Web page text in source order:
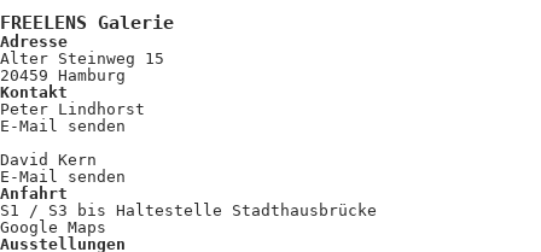
Kooperationen
Wissen A-Z
Login
FREELENS Galerie
Adresse
Alter Steinweg 15
20459 Hamburg
Kontakt
Peter Lindhorst
E-Mail senden
David Kern
E-Mail senden
Anfahrt
S1 / S3 bis Haltestelle Stadthausbrücke
Google Maps
Ausstellungen